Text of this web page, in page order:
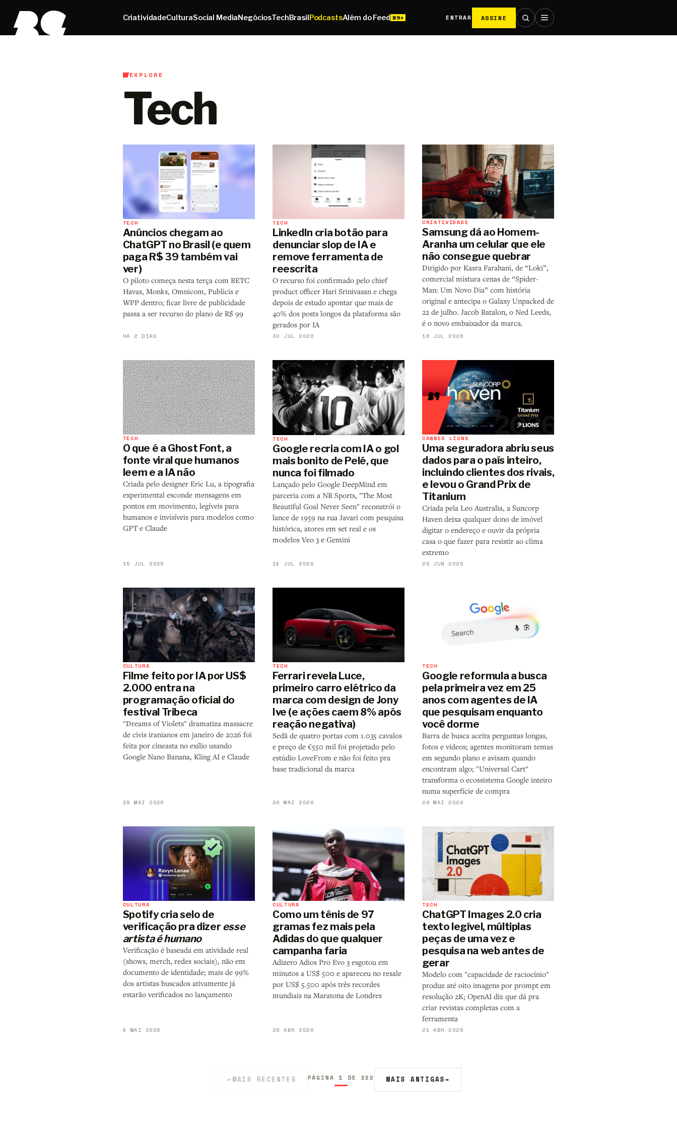
CriatividadeCulturaSocial MediaNegóciosTechBrasilPodcastsAlém do Feed ENTRAR ASSINE
EXPLORE
Tech
TECH
Anúncios chegam ao
ChatGPT no Brasil (e quem
paga R$ 39 também vai
ver)
O piloto começa nesta terça com BETC
Havas, Monks, Omnicom, Publicis e
WPP dentro; ficar livre de publicidade
passa a ser recurso do plano de R$ 99
HÁ 2 DIAS
TECH
LinkedIn cria botão para
denunciar slop de IA e
remove ferramenta de
reescrita
O recurso foi confirmado pelo chief
product officer Hari Srinivasan e chega
depois de estudo apontar que mais de
40% dos posts longos da plataforma são
gerados por IA
30 JUL 2026
CRIATIVIDADE
Samsung dá ao Homem-
Aranha um celular que ele
não consegue quebrar
Dirigido por Kasra Farahani, de “Loki”,
comercial mistura cenas de “Spider-
Man: Um Novo Dia” com história
original e antecipa o Galaxy Unpacked de
22 de julho. Jacob Batalon, o Ned Leeds,
é o novo embaixador da marca.
16 JUL 2026
TECH
O que é a Ghost Font, a
fonte viral que humanos
leem e a IA não
Criada pelo designer Eric Lu, a tipografia
experimental esconde mensagens em
pontos em movimento, legíveis para
humanos e invisíveis para modelos como
GPT e Claude
15 JUL 2026
TECH
Google recria com IA o gol
mais bonito de Pelé, que
nunca foi filmado
Lançado pelo Google DeepMind em
parceria com a NR Sports, "The Most
Beautiful Goal Never Seen" reconstrói o
lance de 1959 na rua Javari com pesquisa
histórica, atores em set real e os
modelos Veo 3 e Gemini
14 JUL 2026
CANNES LIONS
Uma seguradora abriu seus
dados para o país inteiro,
incluindo clientes dos rivais,
e levou o Grand Prix de
Titanium
Criada pela Leo Australia, a Suncorp
Haven deixa qualquer dono de imóvel
digitar o endereço e ouvir da própria
casa o que fazer para resistir ao clima
extremo
26 JUN 2026
CULTURA
Filme feito por IA por US$
2.000 entra na
programação oficial do
festival Tribeca
"Dreams of Violets" dramatiza massacre
de civis iranianos em janeiro de 2026 foi
feita por cineasta no exílio usando
Google Nano Banana, Kling AI e Claude
28 MAI 2026
TECH
Ferrari revela Luce,
primeiro carro elétrico da
marca com design de Jony
Ive (e ações caem 8% após
reação negativa)
Sedã de quatro portas com 1.035 cavalos
e preço de €550 mil foi projetado pelo
estúdio LoveFrom e não foi feito pra
base tradicional da marca
26 MAI 2026
TECH
Google reformula a busca
pela primeira vez em 25
anos com agentes de IA
que pesquisam enquanto
você dorme
Barra de busca aceita perguntas longas,
fotos e vídeos; agentes monitoram temas
em segundo plano e avisam quando
encontram algo; "Universal Cart"
transforma o ecossistema Google inteiro
numa superfície de compra
20 MAI 2026
CULTURA
Spotify cria selo de
verificação pra dizer esse
artista é humano
Verificação é baseada em atividade real
(shows, merch, redes sociais), não em
documento de identidade; mais de 99%
dos artistas buscados ativamente já
estarão verificados no lançamento
4 MAI 2026
CULTURA
Como um tênis de 97
gramas fez mais pela
Adidas do que qualquer
campanha faria
Adizero Adios Pro Evo 3 esgotou em
minutos a US$ 500 e apareceu no resale
por US$ 5.500 após três recordes
mundiais na Maratona de Londres
28 ABR 2026
TECH
ChatGPT Images 2.0 cria
texto legível, múltiplas
peças de uma vez e
pesquisa na web antes de
gerar
Modelo com "capacidade de raciocínio"
produz até oito imagens por prompt em
resolução 2K; OpenAI diz que dá pra
criar revistas completas com a
ferramenta
21 ABR 2026
←MAIS RECENTES PÁGINA 1 DE 222 MAIS ANTIGAS→